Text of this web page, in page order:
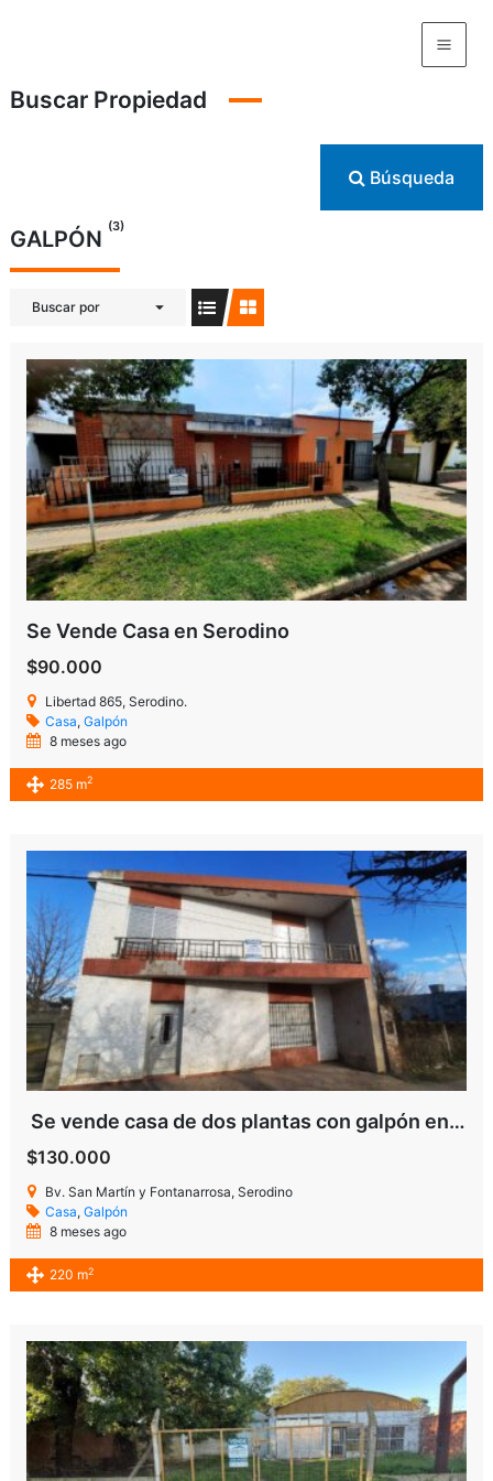
Buscar Propiedad
Búsqueda
GALPÓN (3)
Buscar por
Se Vende Casa en Serodino
$90.000
Libertad 865, Serodino.
Casa, Galpón
8 meses ago
285 m2
Se vende casa de dos plantas con galpón en Serodino.
$130.000
Bv. San Martín y Fontanarrosa, Serodino
Casa, Galpón
8 meses ago
220 m2